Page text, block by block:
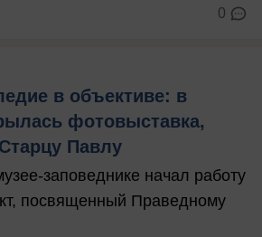
0
в объективе: в
фотовыставка,
Павлу
заповеднике начал работу
посвященный Праведному